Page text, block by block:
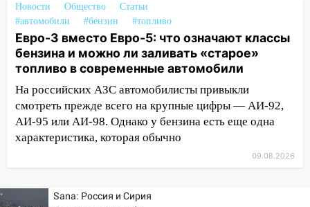
14:14 Студента из Ульяновска обманули
мошенники под видом преподавателя
14:12 Куда жаловаться ульяновцам на
упавшее дерево или затопленную улицу
после непогоды
13:59 В Новом городе ураганным
ветром сорвало опалубку со
строящегося дома
как устраняют последствия мощного
шторма
Новости Общество
Статьи
#автомобили
#бензин #топливо
Евро-3 вместо Евро-5: что означают классы
бензина и можно ли заливать «старое»
топливо в современные автомобили
На российских АЗС автомобилисты привыкли
смотреть прежде всего на крупные цифры — АИ-92,
АИ-95 или АИ-98. Однако у бензина есть еще одна
характеристика, которая обычно
09.08.2026
Sana: Россия и Сирия